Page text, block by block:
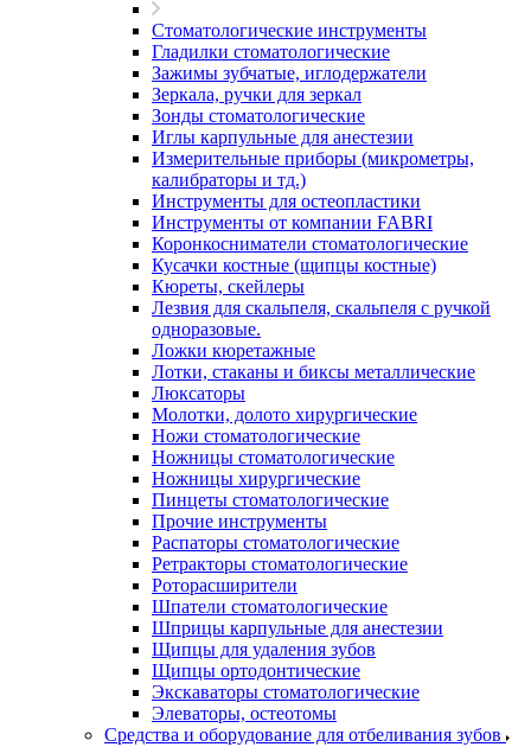
Стоматологические инструменты
Гладилки стоматологические
Зажимы зубчатые, иглодержатели
Зеркала, ручки для зеркал
Зонды стоматологические
Иглы карпульные для анестезии
Измерительные приборы (микрометры,
калибраторы и тд.)
Инструменты для остеопластики
Инструменты от компании FABRI
Коронкосниматели стоматологические
Кусачки костные (щипцы костные)
Кюреты, скейлеры
Лезвия для скальпеля, скальпеля с ручкой
одноразовые.
Ложки кюретажные
Лотки, стаканы и биксы металлические
Люксаторы
Молотки, долото хирургические
Ножи стоматологические
Ножницы стоматологические
Ножницы хирургические
Пинцеты стоматологические
Прочие инструменты
Распаторы стоматологические
Ретракторы стоматологические
Роторасширители
Шпатели стоматологические
Шприцы карпульные для анестезии
Щипцы для удаления зубов
Щипцы ортодонтические
Экскаваторы стоматологические
Элеваторы, остеотомы
Средства и оборудование для отбеливания зубов